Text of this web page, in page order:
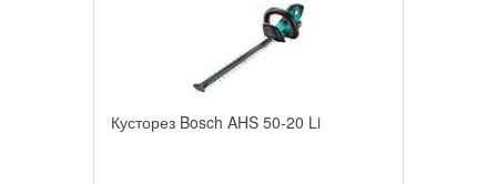
Кусторез Bosch AHS 50-20 Li